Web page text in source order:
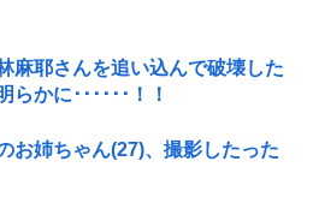
麻耶さんを追い込んで破壊した
らかに･･････！！
お姉ちゃん(27)、撮影したった